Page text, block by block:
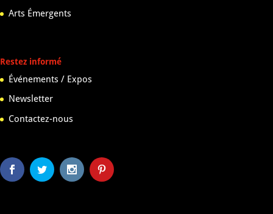
Arts Émergents
Restez informé
Événements / Expos
Newsletter
Contactez-nous